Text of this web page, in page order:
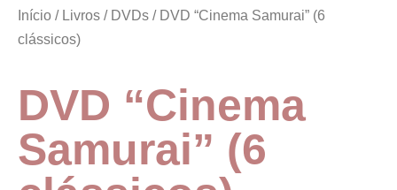
Início / Livros / DVDs / DVD “Cinema Samurai” (6
clássicos)
DVD “Cinema
Samurai” (6